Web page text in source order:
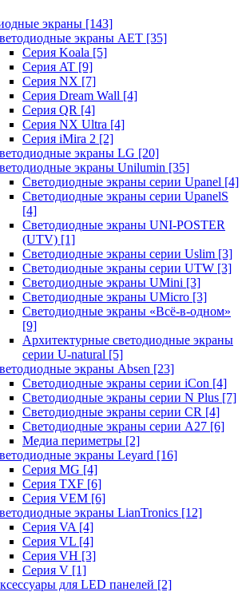
экраны [143]
экраны AET [35]
Cерия Koala [5]
Серия AT [9]
Серия NX [7]
Серия Dream Wall [4]
Серия QR [4]
Серия NX Ultra [4]
Серия iMira 2 [2]
экраны LG [20]
экраны Unilumin [35]
Светодиодные экраны серии Upanel [4]
Светодиодные экраны серии UpanelS
[4]
Светодиодные экраны UNI-POSTER
(UTV) [1]
Светодиодные экраны серии Uslim [3]
Светодиодные экраны серии UTW [3]
Светодиодные экраны UMini [3]
Светодиодные экраны UMicro [3]
Светодиодные экраны «Всё-в-одном»
[9]
Архитектурные светодиодные экраны
серии U-natural [5]
экраны Absen [23]
Светодиодные экраны серии iCon [4]
Светодиодные экраны серии N Plus [7]
Светодиодные экраны серии CR [4]
Светодиодные экраны серии А27 [6]
Медиа периметры [2]
экраны Leyard [16]
Серия MG [4]
Серия TXF [6]
Серия VEM [6]
экраны LianTronics [12]
Серия VA [4]
Серия VL [4]
Серия VH [3]
Серия V [1]
для LED панелей [2]